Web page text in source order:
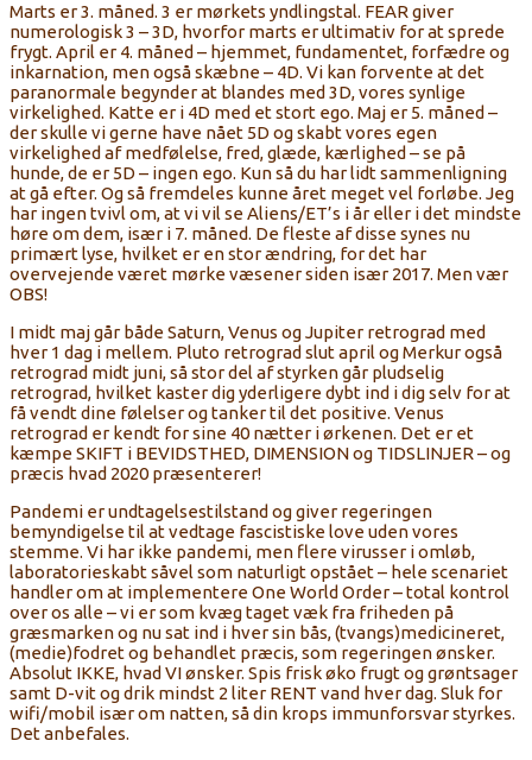
Marts er 3. måned. 3 er mørkets yndlingstal. FEAR giver
numerologisk 3 – 3D, hvorfor marts er ultimativ for at sprede
frygt. April er 4. måned – hjemmet, fundamentet, forfædre og
inkarnation, men også skæbne – 4D. Vi kan forvente at det
paranormale begynder at blandes med 3D, vores synlige
virkelighed. Katte er i 4D med et stort ego. Maj er 5. måned –
der skulle vi gerne have nået 5D og skabt vores egen
virkelighed af medfølelse, fred, glæde, kærlighed – se på
hunde, de er 5D – ingen ego. Kun så du har lidt sammenligning
at gå efter. Og så fremdeles kunne året meget vel forløbe. Jeg
har ingen tvivl om, at vi vil se Aliens/ET’s i år eller i det mindste
høre om dem, især i 7. måned. De fleste af disse synes nu
primært lyse, hvilket er en stor ændring, for det har
overvejende været mørke væsener siden især 2017. Men vær
OBS!
I midt maj går både Saturn, Venus og Jupiter retrograd med
hver 1 dag i mellem. Pluto retrograd slut april og Merkur også
retrograd midt juni, så stor del af styrken går pludselig
retrograd, hvilket kaster dig yderligere dybt ind i dig selv for at
få vendt dine følelser og tanker til det positive. Venus
retrograd er kendt for sine 40 nætter i ørkenen. Det er et
kæmpe SKIFT i BEVIDSTHED, DIMENSION og TIDSLINJER – og
præcis hvad 2020 præsenterer!
Pandemi er undtagelsestilstand og giver regeringen
bemyndigelse til at vedtage fascistiske love uden vores
stemme. Vi har ikke pandemi, men flere virusser i omløb,
laboratorieskabt såvel som naturligt opstået – hele scenariet
handler om at implementere One World Order – total kontrol
over os alle – vi er som kvæg taget væk fra friheden på
græsmarken og nu sat ind i hver sin bås, (tvangs)medicineret,
(medie)fodret og behandlet præcis, som regeringen ønsker.
Absolut IKKE, hvad VI ønsker. Spis frisk øko frugt og grøntsager
samt D-vit og drik mindst 2 liter RENT vand hver dag. Sluk for
wifi/mobil især om natten, så din krops immunforsvar styrkes.
Det anbefales.